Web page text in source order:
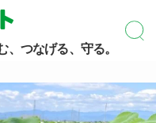
、つなげる、守る。